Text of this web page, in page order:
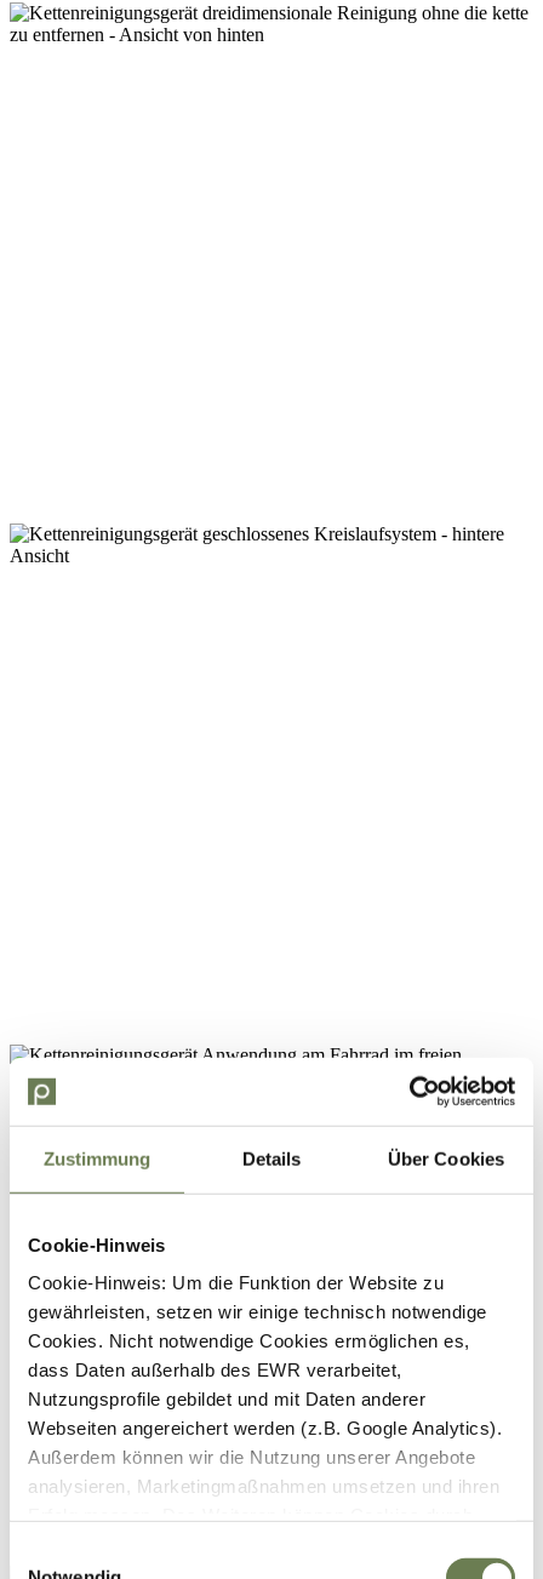
Zustimmung Details Über Cookies
Cookie-Hinweis
Cookie-Hinweis: Um die Funktion der Website zu
gewährleisten, setzen wir einige technisch notwendige
Cookies. Nicht notwendige Cookies ermöglichen es,
dass Daten außerhalb des EWR verarbeitet,
Nutzungsprofile gebildet und mit Daten anderer
Webseiten angereichert werden (z.B. Google Analytics).
Außerdem können wir die Nutzung unserer Angebote
analysieren, Marketingmaßnahmen umsetzen und ihren
Für die genannten Verarbeitungszwecke können